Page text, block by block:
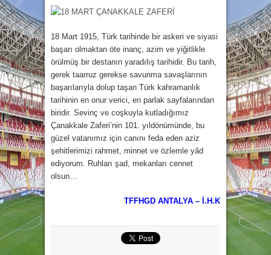
18 Mart 1915, Türk tarihinde bir askeri ve siyasi
başarı olmaktan öte inanç, azim ve yiğitlikle
örülmüş bir destanın yaradılış tarihidir. Bu tarih,
gerek taarruz gerekse savunma savaşlarının
başarılarıyla dolup taşan Türk kahramanlık
tarihinin en onur verici, en parlak sayfalarından
biridir. Sevinç ve coşkuyla kutladığımız
Çanakkale Zaferi’nin 101. yıldönümünde, bu
güzel vatanımız için canını feda eden aziz
şehitlerimizi rahmet, minnet ve özlemle yâd
ediyorum. Ruhları şad, mekanları cennet
olsun…
TFFHGD ANTALYA – İ.H.K